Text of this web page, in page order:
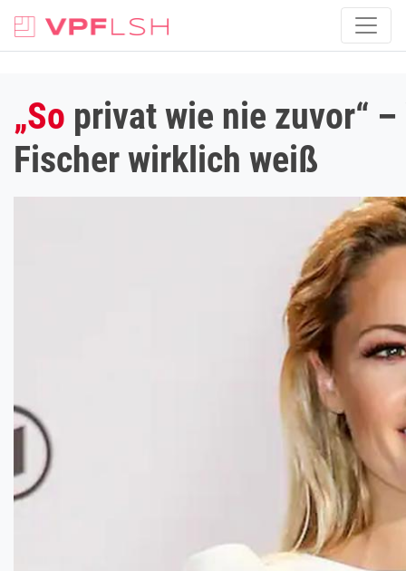
„So privat wie nie zuvor“
Fischer wirklich weiß